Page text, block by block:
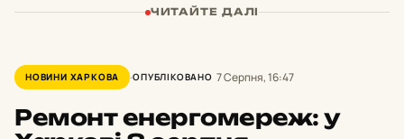
ЧИТАЙТЕ ДАЛІ
НОВИНИ ХАРКОВА ОПУБЛІКОВАНО 7 Серпня, 16:47
Ремонт енергомереж: у